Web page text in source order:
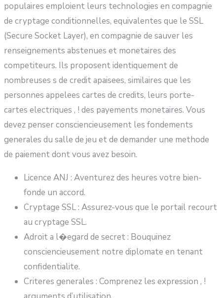
populaires emploient leurs technologies en compagnie
de cryptage conditionnelles, equivalentes que le SSL
(Secure Socket Layer), en compagnie de sauver les
renseignements abstenues et monetaires des
competiteurs. Ils proposent identiquement de
nombreuses s de credit apaisees, similaires que les
personnes appelees cartes de credits, leurs porte-
cartes electriques , ! des payements monetaires. Vous
devez penser consciencieusement les fondements
generales du salle de jeu et de demander une methode
de paiement dont vous avez besoin.
Licence ANJ : Aventurez des heures votre bien-
fonde un accord.
Cryptage SSL : Assurez-vous que le portail recourt
au cryptage SSL.
Adroit a l�egard de secret : Bouquinez
consciencieusement notre diplomate en tenant
confidentialite.
Criteres generales : Comprenez les expression , !